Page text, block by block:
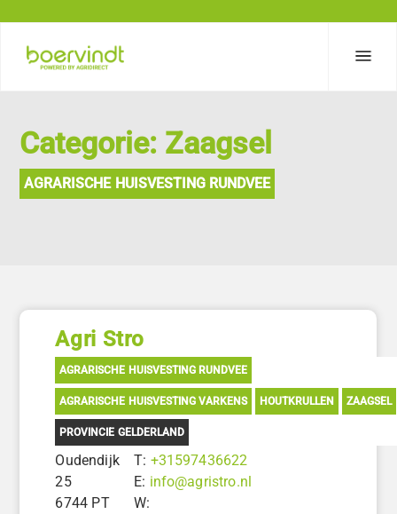
Categorie: Zaagsel
AGRARISCHE HUISVESTING RUNDVEE
Agri Stro
AGRARISCHE HUISVESTING RUNDVEE
AGRARISCHE HUISVESTING VARKENS HOUTKRULLEN ZAAGSEL
PROVINCIE GELDERLAND
Oudendijk
25
6744 PT
T: +31597436622
E: info@agristro.nl
W: